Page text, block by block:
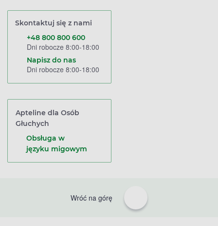
Skontaktuj się z nami
+48 800 800 600
Dni robocze 8:00-18:00
Napisz do nas
Dni robocze 8:00-18:00
Apteline dla Osób
Głuchych
Obsługa w
języku migowym
Wróć na górę